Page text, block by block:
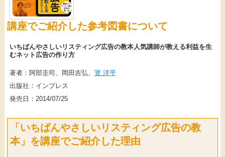
講座でご紹介した参考図書について
いちばんやさしいリスティング広告の教本人気講師が教える利益を生
むネット広告の作り方
著者：阿部圭司、岡田吉弘、 寳 洋平
出版社：インプレス
発売日：2014/07/25
「いちばんやさしいリスティング広告の教
本」を講座でご紹介した理由